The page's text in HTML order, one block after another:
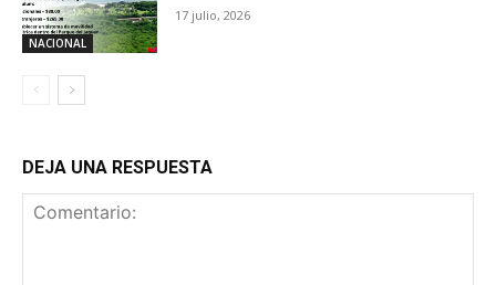
NACIONAL
17 julio, 2026
DEJA UNA RESPUESTA